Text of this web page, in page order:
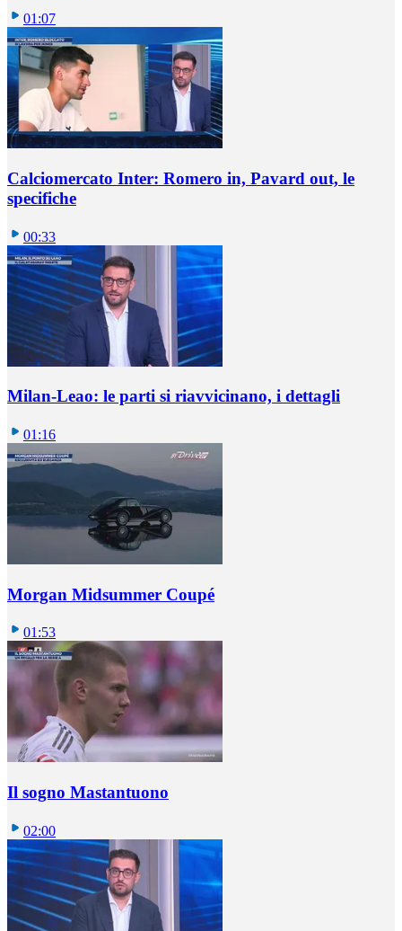
01:07
Calciomercato Inter: Romero in, Pavard out, le
specifiche
00:33
Milan-Leao: le parti si riavvicinano, i dettagli
01:16
Morgan Midsummer Coupé
01:53
Il sogno Mastantuono
02:00